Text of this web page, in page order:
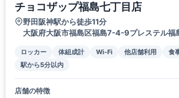
チョコザップ福島七丁目店
野田阪神駅から徒歩11分
大阪府大阪市福島区福島7-4-9プレステル福
ロッカー 体組成計 Wi-Fi 他店舗利用
食
駅から5分以内
店舗の特徴